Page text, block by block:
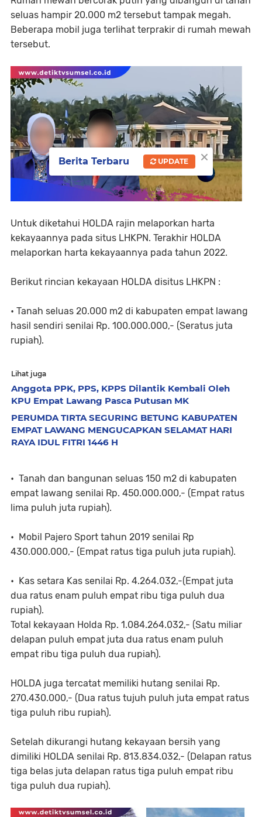
seluas hampir 20.000 m2 tersebut tampak megah.
Beberapa mobil juga terlihat terprakir di rumah mewah
tersebut.
Untuk diketahui HOLDA rajin melaporkan harta
kekayaannya pada situs LHKPN. Terakhir HOLDA
melaporkan harta kekayaannya pada tahun 2022.
Berikut rincian kekayaan HOLDA disitus LHKPN :
• Tanah seluas 20.000 m2 di kabupaten empat lawang
hasil sendiri senilai Rp. 100.000.000,- (Seratus juta
rupiah).
Lihat juga
Anggota PPK, PPS, KPPS Dilantik Kembali Oleh
KPU Empat Lawang Pasca Putusan MK
PERUMDA TIRTA SEGURING BETUNG KABUPATEN
EMPAT LAWANG MENGUCAPKAN SELAMAT HARI
RAYA IDUL FITRI 1446 H
• Tanah dan bangunan seluas 150 m2 di kabupaten
empat lawang senilai Rp. 450.000.000,- (Empat ratus
lima puluh juta rupiah).
• Mobil Pajero Sport tahun 2019 senilai Rp
430.000.000,- (Empat ratus tiga puluh juta rupiah).
• Kas setara Kas senilai Rp. 4.264.032,-(Empat juta
dua ratus enam puluh empat ribu tiga puluh dua
rupiah).
Total kekayaan Holda Rp. 1.084.264.032,- (Satu miliar
delapan puluh empat juta dua ratus enam puluh
empat ribu tiga puluh dua rupiah).
HOLDA juga tercatat memiliki hutang senilai Rp.
270.430.000,- (Dua ratus tujuh puluh juta empat ratus
tiga puluh ribu rupiah).
Setelah dikurangi hutang kekayaan bersih yang
dimiliki HOLDA senilai Rp. 813.834.032,- (Delapan ratus
tiga belas juta delapan ratus tiga puluh empat ribu
tiga puluh dua rupiah).
×
Berita Terbaru UPDATE